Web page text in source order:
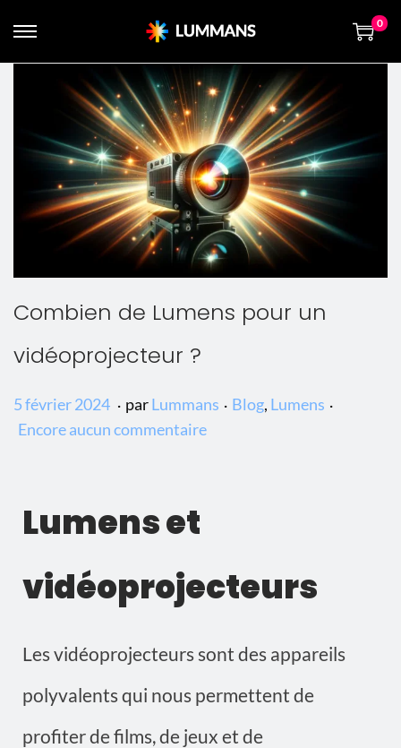
0
Combien de Lumens pour un
vidéoprojecteur ?
P
u
5 février 2024 5
f
i
r
2
2
. parLummans . P
a
n
Blog, Lumens .
Encore aucun commentaire
Lumens et
vidéoprojecteurs
Les vidéoprojecteurs sont des appareils
polyvalents qui nous permettent de
profiter de films, de jeux et de